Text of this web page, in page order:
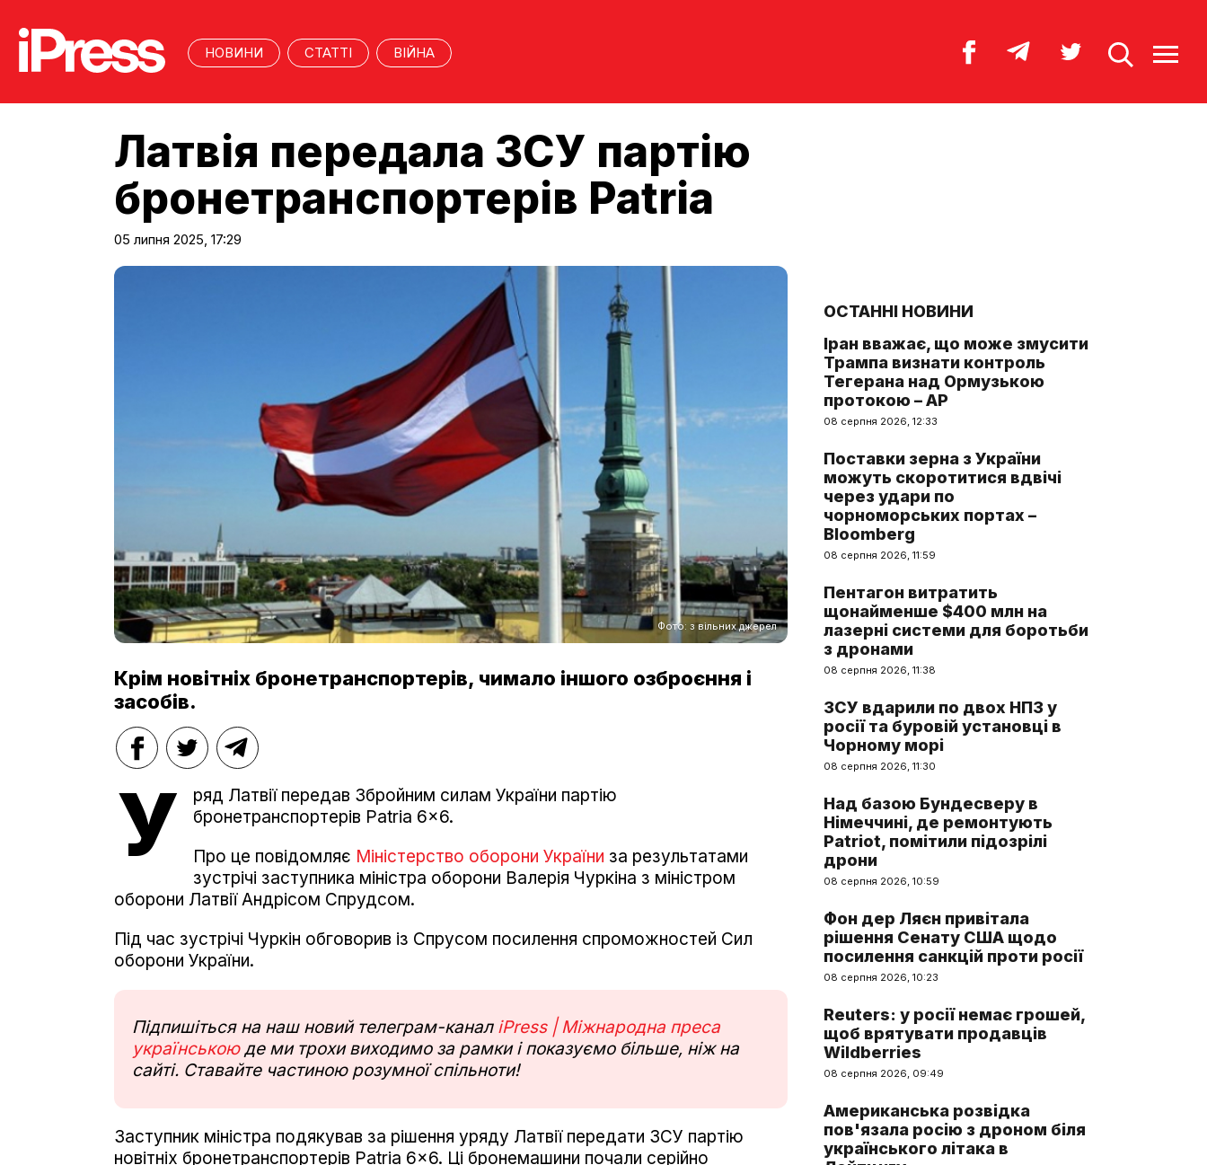
НОВИНИ СТАТТІ ВІЙНА
Латвія передала ЗСУ партію
бронетранспортерів Patria
05 липня 2025, 17:29
Фото: з вільних джерел
Крім новітніх бронетранспортерів, чимало іншого озброєння і
засобів.
У
ряд Латвії передав Збройним силам України партію
бронетранспортерів Patria 6x6.
Про це повідомляє Міністерство оборони України за результатами
зустрічі заступника міністра оборони Валерія Чуркіна з міністром
оборони Латвії Андрісом Спрудсом.
Під час зустрічі Чуркін обговорив із Спрусом посилення спроможностей Сил
оборони України.
Підпишіться на наш новий телеграм-канал iPress | Міжнародна преса
українськоюде ми трохи виходимо за рамки і показуємо більше, ніж на
сайті. Ставайте частиною розумної спільноти!
Заступник міністра подякував за рішення уряду Латвії передати ЗСУ партію
новітніх бронетранспортерів Patria 6x6. Ці бронемашини почали серійно
ОСТАННІ НОВИНИ
Іран вважає, що може змусити
Трампа визнати контроль
Тегерана над Ормузькою
протокою – AP
08 серпня 2026, 12:33
Поставки зерна з України
можуть скоротитися вдвічі
через удари по
чорноморських портах –
Bloomberg
08 серпня 2026, 11:59
Пентагон витратить
щонайменше $400 млн на
лазерні системи для боротьби
з дронами
08 серпня 2026, 11:38
ЗСУ вдарили по двох НПЗ у
росії та буровій установці в
Чорному морі
08 серпня 2026, 11:30
Над базою Бундесверу в
Німеччині, де ремонтують
Patriot, помітили підозрілі
дрони
08 серпня 2026, 10:59
Фон дер Ляєн привітала
рішення Сенату США щодо
посилення санкцій проти росії
08 серпня 2026, 10:23
Reuters: у росії немає грошей,
щоб врятувати продавців
Wildberries
08 серпня 2026, 09:49
Американська розвідка
пов'язала росію з дроном біля
українського літака в